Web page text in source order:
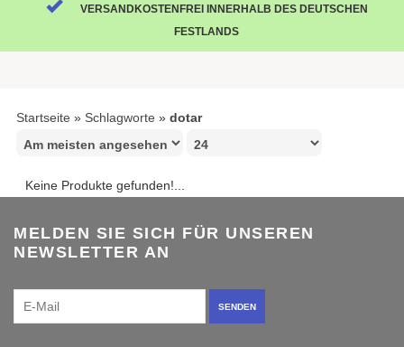
VERSANDKOSTENFREI INNERHALB DES DEUTSCHEN
FESTLANDS
Startseite » Schlagworte » dotar
Keine Produkte gefunden!...
MELDEN SIE SICH FÜR UNSEREN
NEWSLETTER AN
SENDEN